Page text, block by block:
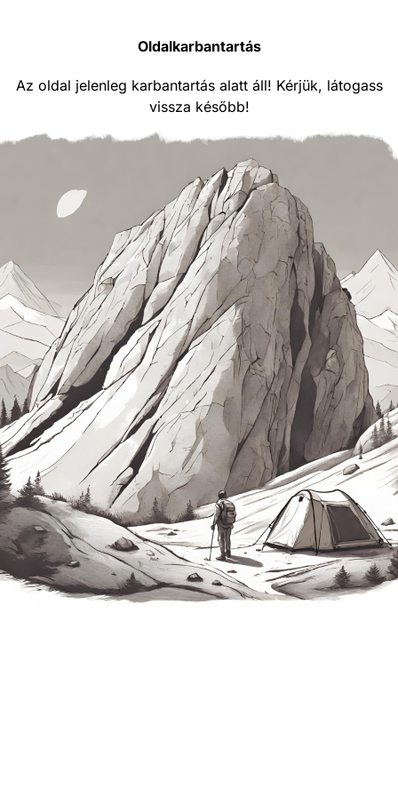
Oldalkarbantartás
Az oldal jelenleg karbantartás alatt áll! Kérjük, látogass
vissza később!